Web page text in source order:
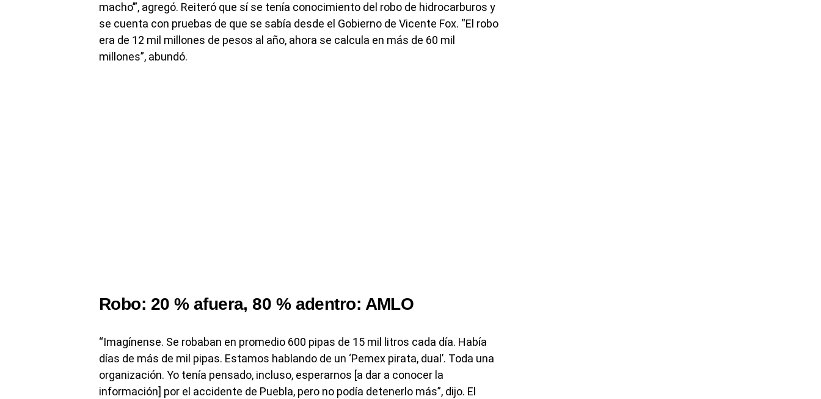
macho’”, agregó. Reiteró que sí se tenía conocimiento del robo de hidrocarburos y
se cuenta con pruebas de que se sabía desde el Gobierno de Vicente Fox. “El robo
era de 12 mil millones de pesos al año, ahora se calcula en más de 60 mil
millones”, abundó.
Robo: 20 % afuera, 80 % adentro: AMLO
“Imagínense. Se robaban en promedio 600 pipas de 15 mil litros cada día. Había
días de más de mil pipas. Estamos hablando de un ‘Pemex pirata, dual’. Toda una
organización. Yo tenía pensado, incluso, esperarnos [a dar a conocer la
información] por el accidente de Puebla, pero no podía detenerlo más”, dijo. El